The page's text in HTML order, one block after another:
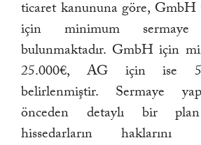
ticaret kanununa göre,
için minimum sermaye
bulunmaktadır. GmbH için
25.000€, AG için ise
belirlenmiştir. Sermaye
önceden detaylı bir
hissedarların